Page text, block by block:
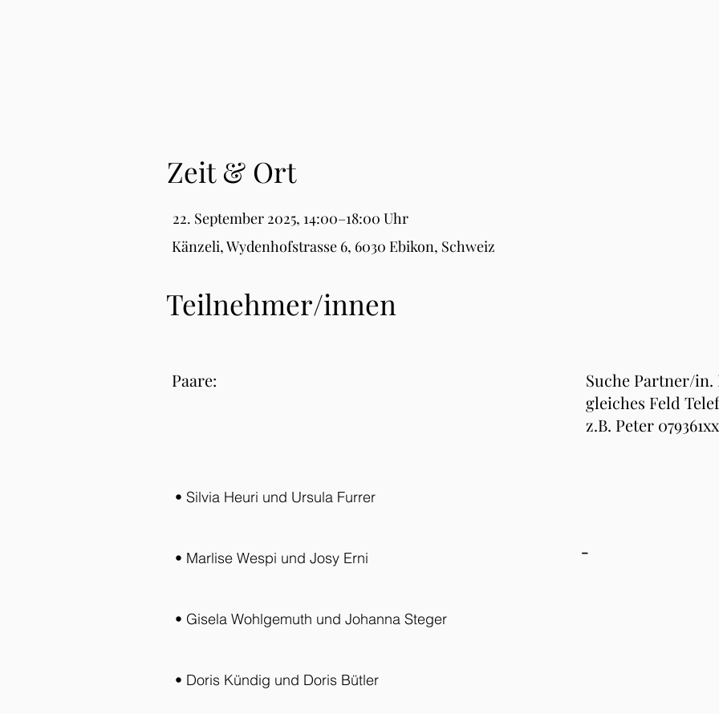
Zeit & Ort
22. September 2025, 14:00–18:00 Uhr
Känzeli, Wydenhofstrasse 6, 6030 Ebikon, Schweiz
Teilnehmer/innen
Paare:
• Silvia Heuri und Ursula Furrer
• Marlise Wespi und Josy Erni
• Gisela Wohlgemuth und Johanna Steger
• Doris Kündig und Doris Bütler
Suche Partner/
gleiches Feld
z.B. Peter
-